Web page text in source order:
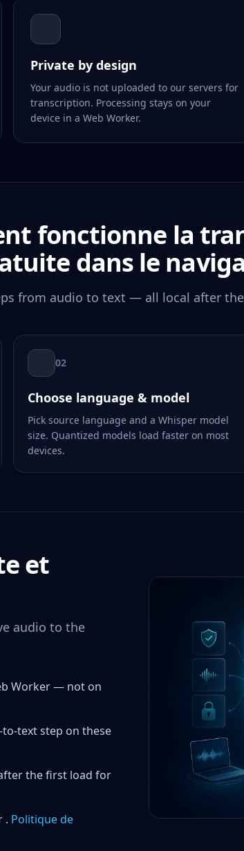
Private by design
Your audio is not uploaded to our servers for
transcription. Processing stays on your
device in a Web Worker.
fonctionne la
dans le
from audio to text — all local after
02
Choose language & model
Pick source language and a Whisper model
size. Quantized models load faster on most
devices.
et
audio to the
Worker — not on
text step on these
the first load for
. Politique de